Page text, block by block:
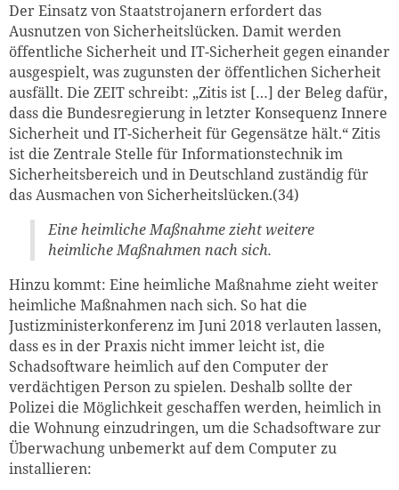
Der Einsatz von Staatstrojanern erfordert das
Ausnutzen von Sicherheitslücken. Damit werden
öffentliche Sicherheit und IT-Sicherheit gegen einander
ausgespielt, was zugunsten der öffentlichen Sicherheit
ausfällt. Die ZEIT schreibt: „Zitis ist […] der Beleg dafür,
dass die Bundesregierung in letzter Konsequenz Innere
Sicherheit und IT-Sicherheit für Gegensätze hält.“ Zitis
ist die Zentrale Stelle für Informationstechnik im
Sicherheitsbereich und in Deutschland zuständig für
das Ausmachen von Sicherheitslücken.(34)
Eine heimliche Maßnahme zieht weitere
heimliche Maßnahmen nach sich.
Hinzu kommt: Eine heimliche Maßnahme zieht weiter
heimliche Maßnahmen nach sich. So hat die
Justizministerkonferenz im Juni 2018 verlauten lassen,
dass es in der Praxis nicht immer leicht ist, die
Schadsoftware heimlich auf den Computer der
verdächtigen Person zu spielen. Deshalb sollte der
Polizei die Möglichkeit geschaffen werden, heimlich in
die Wohnung einzudringen, um die Schadsoftware zur
Überwachung unbemerkt auf dem Computer zu
installieren: